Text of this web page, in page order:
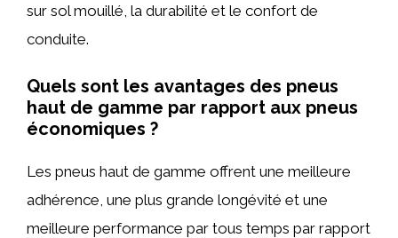
sur sol mouillé, la durabilité et le confort de
conduite.
Quels sont les avantages des pneus
haut de gamme par rapport aux pneus
économiques ?
Les pneus haut de gamme offrent une meilleure
adhérence, une plus grande longévité et une
meilleure performance par tous temps par rapport